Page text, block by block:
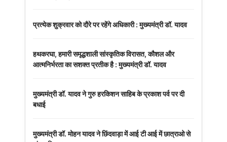
प्रत्येक शुक्रवार को दौरे पर रहेंगे अधिकारी : मुख्यमंत्री डॉ. यादव
हथकरघा, हमारी समृद्धशाली सांस्कृतिक विरासत, कौशल और
आत्मनिर्भरता का सशक्त प्रतीक है : मुख्यमंत्री डॉ. यादव
मुख्यमंत्री डॉ. यादव ने गुरु हरकिशन साहिब के प्रकाश पर्व पर दी
बधाई
मुख्यमंत्री डॉ. मोहन यादव ने छिंदवाड़ा में आई टी आई में छात्राओ से